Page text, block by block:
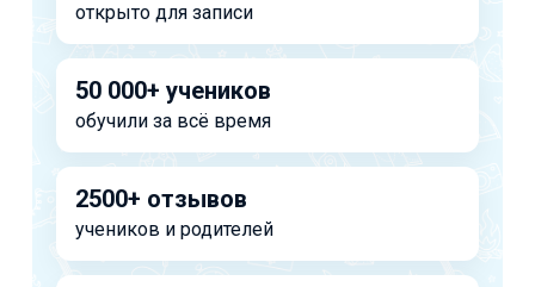
открыто для записи
50 000+ учеников
обучили за всё время
2500+ отзывов
учеников и родителей